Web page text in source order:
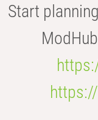
Start